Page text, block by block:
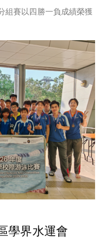
組賽以四勝一負成績榮獲
學界水運會